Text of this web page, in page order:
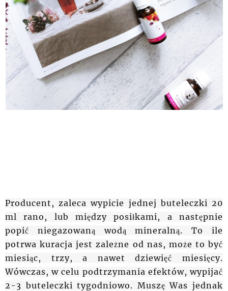
Producent, zaleca wypicie jednej buteleczki 20
ml rano, lub między posiłkami, a następnie
popić niegazowaną wodą mineralną. To ile
potrwa kuracja jest zależne od nas, może to być
miesiąc, trzy, a nawet dziewięć miesięcy.
Wówczas, w celu podtrzymania efektów, wypijać
2-3 buteleczki tygodniowo. Muszę Was jednak